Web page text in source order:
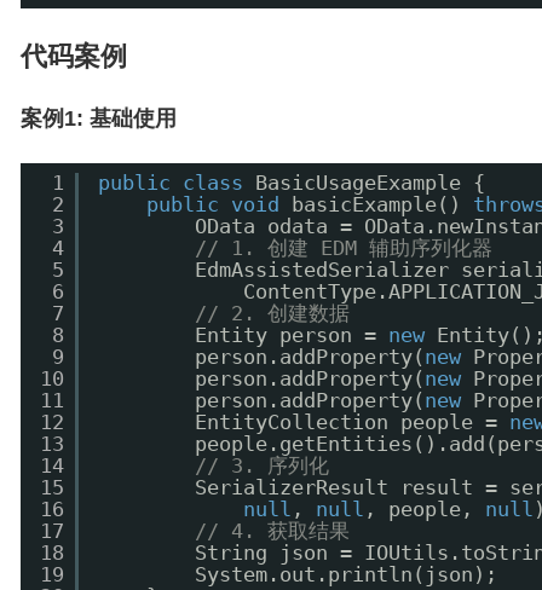
代码案例
案例1: 基础使用
1
2
3
4
5
6
7
8
9
10
11
12
13
14
15
16
17
18
19
public class
BasicUsageExample {
public
void basicExample()
OData odata =
// 1. 创建 EDM 辅助序列化器
EdmAssistedSerializer
// 2. 创建数据
Entity person = new
person.addProperty( new
person.addProperty( new
person.addProperty( new
EntityCollection people =
// 3. 序列化
SerializerResult result =
null , null , people, null
// 4. 获取结果
String json =
System.out.println(json);